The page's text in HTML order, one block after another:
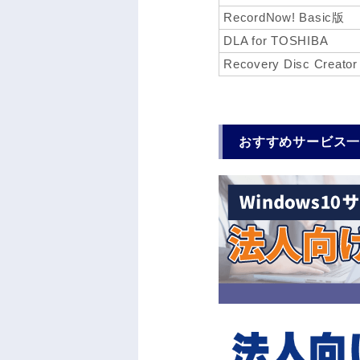
RecordNow! Basic版
DLA for TOSHIBA
Recovery Disc Creator
おすすめサービス